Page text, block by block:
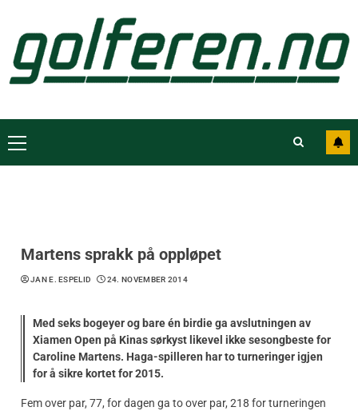
Martens sprakk på oppløpet
JAN E. ESPELID 24. NOVEMBER 2014
Med seks bogeyer og bare én birdie ga avslutningen av
Xiamen Open på Kinas sørkyst likevel ikke sesongbeste for
Caroline Martens. Haga-spilleren har to turneringer igjen
for å sikre kortet for 2015.
Fem over par, 77, for dagen ga to over par, 218 for turneringen